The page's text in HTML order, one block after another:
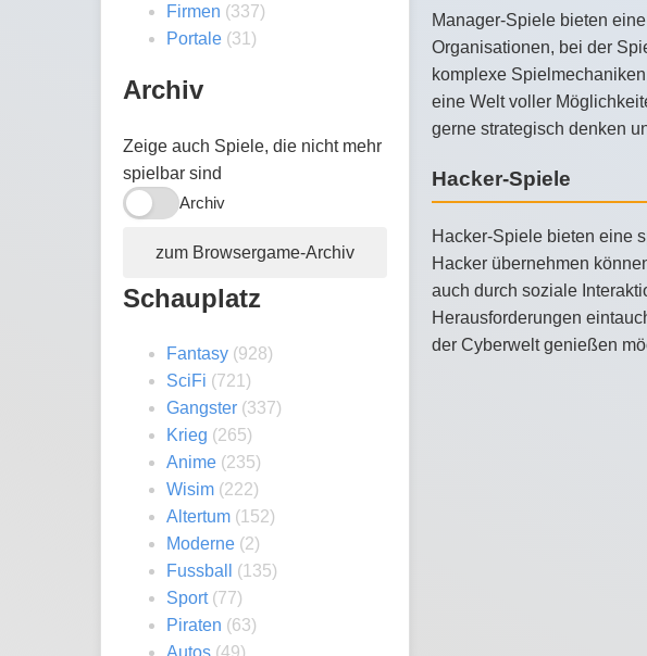
Firmen (337)
Portale (31)
Archiv
Zeige auch Spiele, die nicht mehr
spielbar sind
Archiv
zum Browsergame-Archiv
Schauplatz
Fantasy (928)
SciFi (721)
Gangster (337)
Krieg (265)
Anime (235)
Wisim (222)
Altertum (152)
Moderne (2)
Fussball
(135)
Sport(77)
Piraten (63)
Manager-Spiele bieten
Organisationen, bei der
komplexe
eine Welt voller
gerne strategisch denken
Hacker-Spiele
Hacker-Spiele bieten eine
Hacker übernehmen
auch durch soziale
Herausforderungen
der Cyberwelt genießen